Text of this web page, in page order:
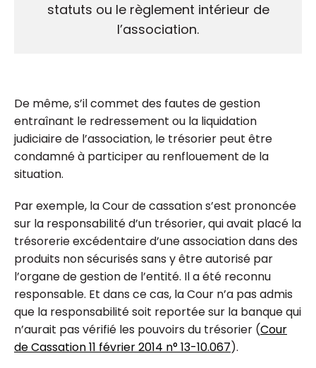
statuts ou le règlement intérieur de
l’association.
De même, s’il commet des fautes de gestion
entraînant le redressement ou la liquidation
judiciaire de l’association, le trésorier peut être
condamné à participer au renflouement de la
situation.
Par exemple, la Cour de cassation s’est prononcée
sur la responsabilité d’un trésorier, qui avait placé la
trésorerie excédentaire d’une association dans des
produits non sécurisés sans y être autorisé par
l’organe de gestion de l’entité. Il a été reconnu
responsable. Et dans ce cas, la Cour n’a pas admis
que la responsabilité soit reportée sur la banque qui
n’aurait pas vérifié les pouvoirs du trésorier (Cour
de Cassation 11 février 2014 n° 13-10.067).